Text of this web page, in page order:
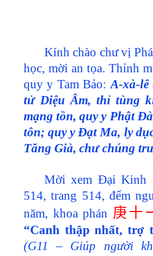
Kính chào chư vị
học, mời an tọa. Thỉnh
quy y Tam Bảo:A-xà-lê
tử Diệu Âm, thỉ tùng
mạng tồn, quy y Phật
tôn; quy y Đạt Ma, ly
Tăng Già, chư chúng
Mời xem Đại Kinh
514, trang 514, đếm
năm, khoa phán 庚十
“Canh thập nhất, trợ
(G11 – Giúp người